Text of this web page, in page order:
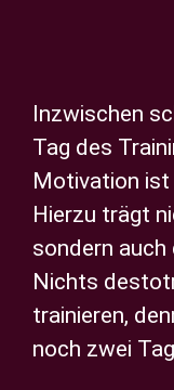
Einwilligungen
grösseres
Bild
Inzwischen
Tag des
Motivation ist
Hierzu trägt
sondern auch
Nichts
trainieren,
noch zwei